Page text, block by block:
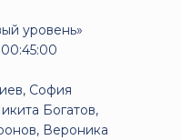
уровень»
00:45:00
София
Богатов,
Вероника